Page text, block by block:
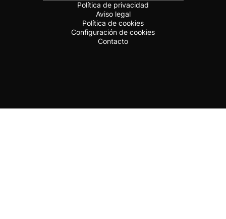
Política de privacidad
Aviso legal
Política de cookies
Configuración de cookies
Contacto